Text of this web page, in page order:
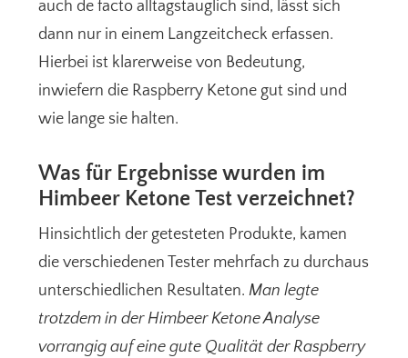
auch de facto alltagstauglich sind, lässt sich
dann nur in einem Langzeitcheck erfassen.
Hierbei ist klarerweise von Bedeutung,
inwiefern die Raspberry Ketone gut sind und
wie lange sie halten.
Was für Ergebnisse wurden im
Himbeer Ketone Test verzeichnet?
Hinsichtlich der getesteten Produkte, kamen
die verschiedenen Tester mehrfach zu durchaus
unterschiedlichen Resultaten.Man legte
trotzdem in der Himbeer Ketone Analyse
vorrangig auf eine gute Qualität der Raspberry